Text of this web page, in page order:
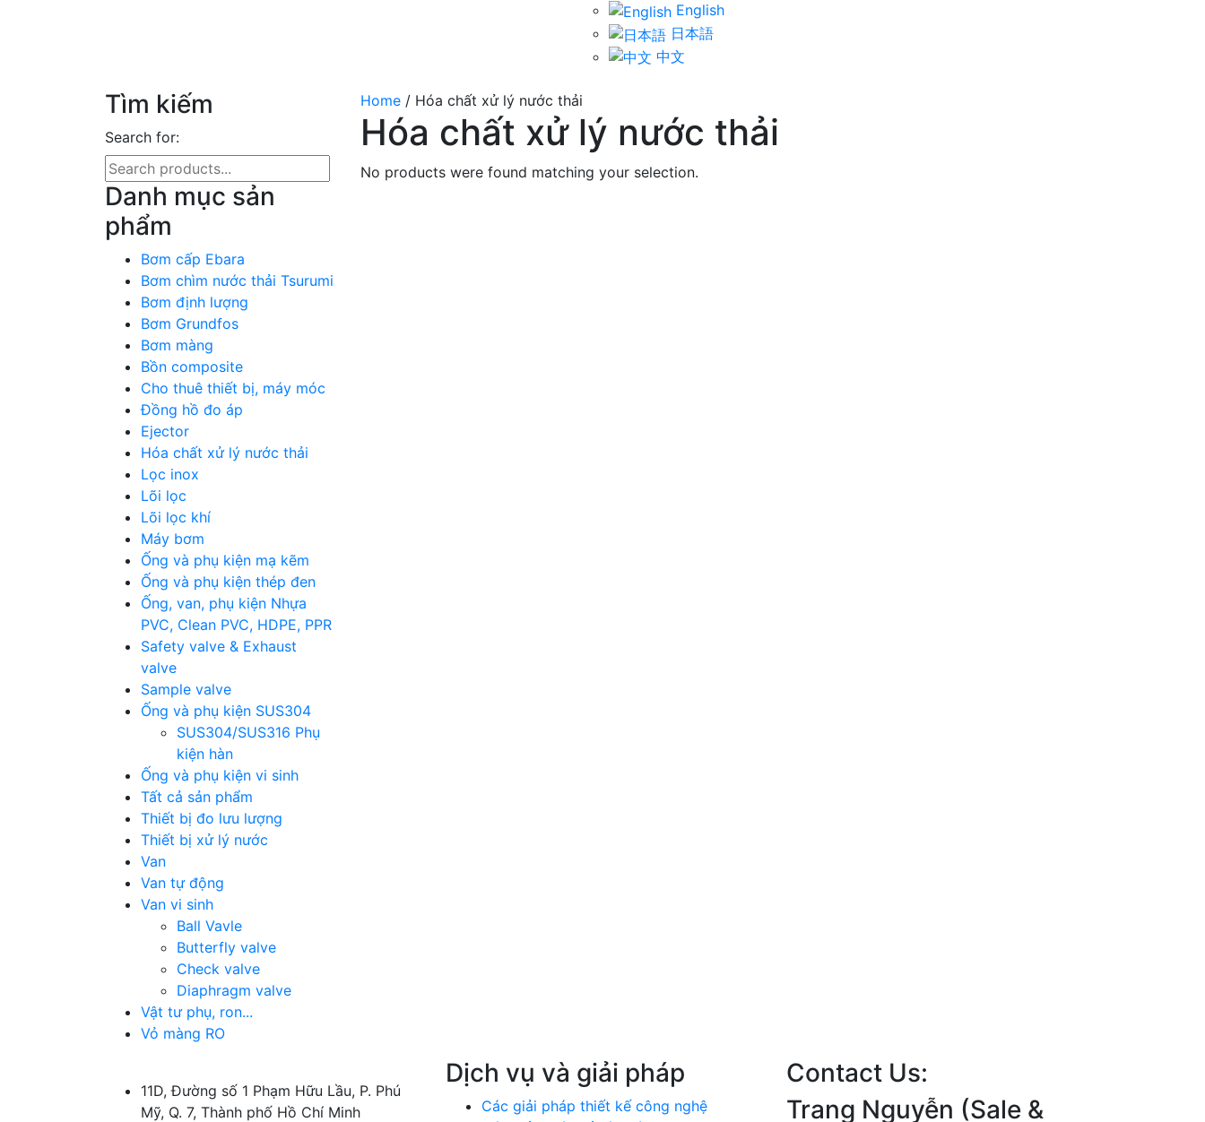
English
日本語
中文
Tìm kiếm
Search for:
Danh mục sản
phẩm
Bơm cấp Ebara
Bơm chìm nước thải Tsurumi
Bơm định lượng
Bơm Grundfos
Bơm màng
Bồn composite
Cho thuê thiết bị, máy móc
Đồng hồ đo áp
Ejector
Hóa chất xử lý nước thải
Lọc inox
Lõi lọc
Lõi lọc khí
Máy bơm
Ống và phụ kiện mạ kẽm
Ống và phụ kiện thép đen
Ống, van, phụ kiện Nhựa
PVC, Clean PVC, HDPE, PPR
Safety valve & Exhaust
valve
Sample valve
Ống và phụ kiện SUS304
SUS304/SUS316 Phụ
kiện hàn
Ống và phụ kiện vi sinh
Tất cả sản phẩm
Thiết bị đo lưu lượng
Thiết bị xử lý nước
Van
Van tự động
Van vi sinh
Ball Vavle
Butterfly valve
Check valve
Diaphragm valve
Vật tư phụ, ron...
Vỏ màng RO
Home / Hóa chất xử lý nước thải
Hóa chất xử lý nước thải
No products were found matching your selection.
11D, Đường số 1 Phạm Hữu Lầu, P. Phú
Mỹ, Q. 7, Thành phố Hồ Chí Minh
Dịch vụ và giải pháp
Các giải pháp thiết kế công nghệ
Contact Us:
Trang Nguyễn (Sale &